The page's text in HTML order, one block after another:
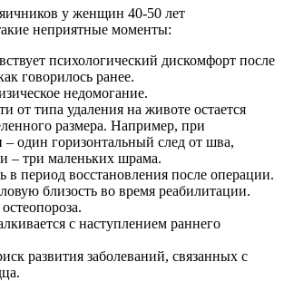
у женщин 40-50 лет
неприятные моменты:
психологический дискомфорт после
говорилось ранее.
недомогание.
от типа удаления на животе остается
размера. Например, при
– один горизонтальный след от шва,
– три маленьких шрама.
в период восстановления после операции.
близость во время реабилитации.
с наступлением раннего
развития заболеваний, связанных с